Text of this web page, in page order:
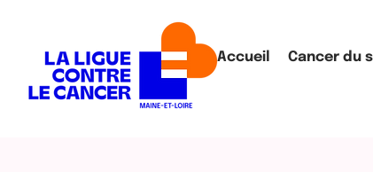
Accueil Cancer du